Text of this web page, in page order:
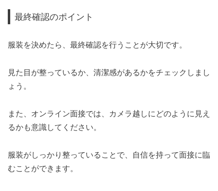
最終確認のポイント
服装を決めたら、最終確認を行うことが大切です。
見た目が整っているか、清潔感があるかをチェックしまし
ょう。
また、オンライン面接では、カメラ越しにどのように見え
るかも意識してください。
服装がしっかり整っていることで、自信を持って面接に臨
むことができます。